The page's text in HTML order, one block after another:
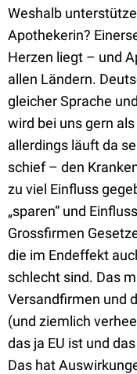
Weshalb
Apothekerin?
Herzen liegt – und
allen Ländern.
gleicher Sprache
wird bei uns gern
allerdings läuft da
schief – den
zu viel Einfluss
„sparen“ und
Grossfirmen
die im Endeffekt
schlecht sind. Das
Versandfirmen und
(und ziemlich
das ja EU ist und
Das hat